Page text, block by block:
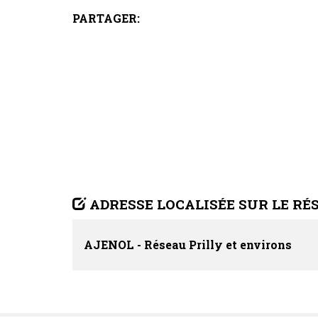
PARTAGER:
ADRESSE LOCALISÉE SUR LE
AJENOL - Réseau Prilly et environs